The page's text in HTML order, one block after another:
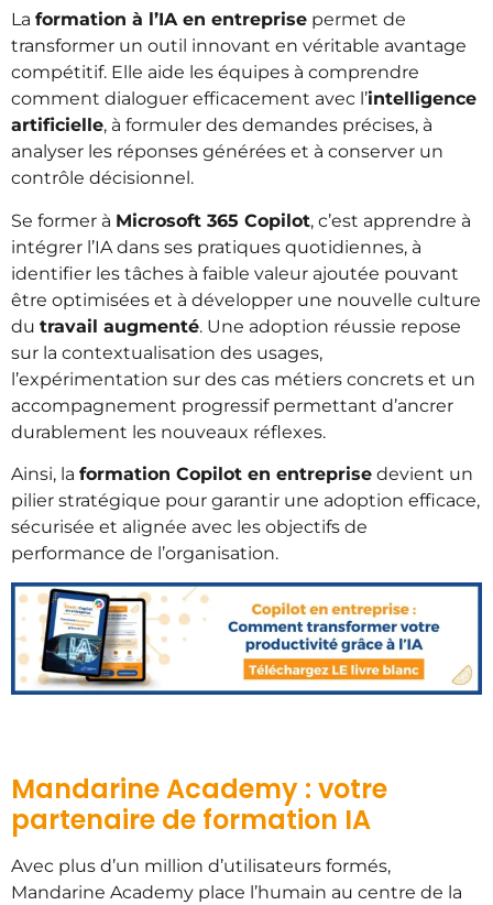
La formation à l’IA en entreprise permet de
transformer un outil innovant en véritable avantage
compétitif. Elle aide les équipes à comprendre
comment dialoguer efficacement avec l’intelligence
artificielle, à formuler des demandes précises, à
analyser les réponses générées et à conserver un
contrôle décisionnel.
Se former à Microsoft 365 Copilot, c’est apprendre à
intégrer l’IA dans ses pratiques quotidiennes, à
identifier les tâches à faible valeur ajoutée pouvant
être optimisées et à développer une nouvelle culture
du travail augmenté. Une adoption réussie repose
sur la contextualisation des usages,
l’expérimentation sur des cas métiers concrets et un
accompagnement progressif permettant d’ancrer
durablement les nouveaux réflexes.
Ainsi, la formation Copilot en entreprise devient un
pilier stratégique pour garantir une adoption efficace,
sécurisée et alignée avec les objectifs de
performance de l’organisation.
Mandarine Academy : votre
partenaire de formation IA
Avec plus d’un million d’utilisateurs formés,
Mandarine Academy place l’humain au centre de la